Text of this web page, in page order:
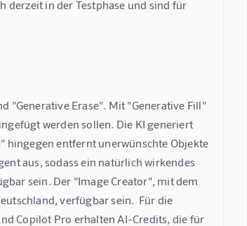
derzeit in der Testphase und sind für
"Generative Erase". Mit "Generative Fill"
werden sollen. Die KI generiert
hingegen entfernt unerwünschte Objekte
aus, sodass ein natürlich wirkendes
sein. Der "Image Creator", mit dem
verfügbar sein.  Für die
Copilot Pro erhalten AI-Credits, die für